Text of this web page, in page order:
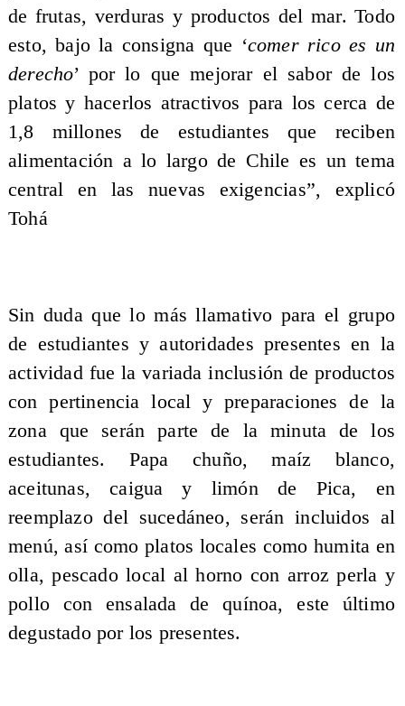
de frutas, verduras y productos del mar. Todo
esto, bajo la consigna que ‘comer rico es un
derecho’ por lo que mejorar el sabor de los
platos y hacerlos atractivos para los cerca de
1,8 millones de estudiantes que reciben
alimentación a lo largo de Chile es un tema
central en las nuevas exigencias”, explicó
Tohá
Sin duda que lo más llamativo para el grupo
de estudiantes y autoridades presentes en la
actividad fue la variada inclusión de productos
con pertinencia local y preparaciones de la
zona que serán parte de la minuta de los
estudiantes. Papa chuño, maíz blanco,
aceitunas, caigua y limón de Pica, en
reemplazo del sucedáneo, serán incluidos al
menú, así como platos locales como humita en
olla, pescado local al horno con arroz perla y
pollo con ensalada de quínoa, este último
degustado por los presentes.